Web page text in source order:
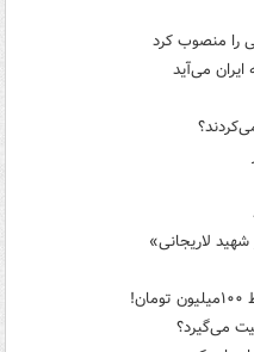
را منصوب کرد
می‌آید
لاریجانی»
می‌گیرد؟